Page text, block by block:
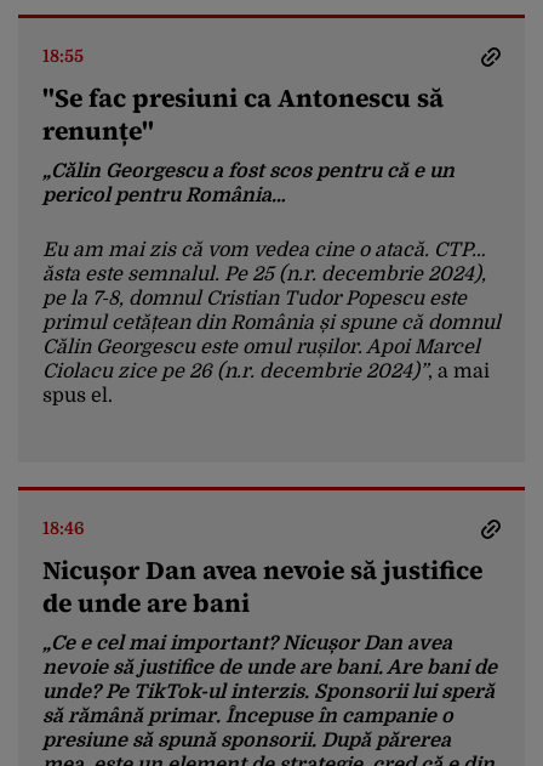
18:55
"Se fac presiuni ca Antonescu să
renunțe"
„Călin Georgescu a fost scos pentru că e un
pericol pentru România…
Eu am mai zis că vom vedea cine o atacă. CTP…
ăsta este semnalul. Pe 25 (n.r. decembrie 2024),
pe la 7-8, domnul Cristian Tudor Popescu este
primul cetățean din România și spune că domnul
Călin Georgescu este omul rușilor. Apoi Marcel
Ciolacu zice pe 26 (n.r. decembrie 2024)”, a mai
spus el.
18:46
Nicușor Dan avea nevoie să justifice
de unde are bani
„Ce e cel mai important? Nicușor Dan avea
nevoie să justifice de unde are bani. Are bani de
unde? Pe TikTok-ul interzis. Sponsorii lui speră
să rămână primar. Începuse în campanie o
presiune să spună sponsorii. După părerea